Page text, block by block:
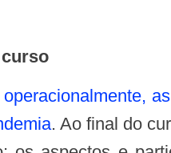
curso
. Ao final do